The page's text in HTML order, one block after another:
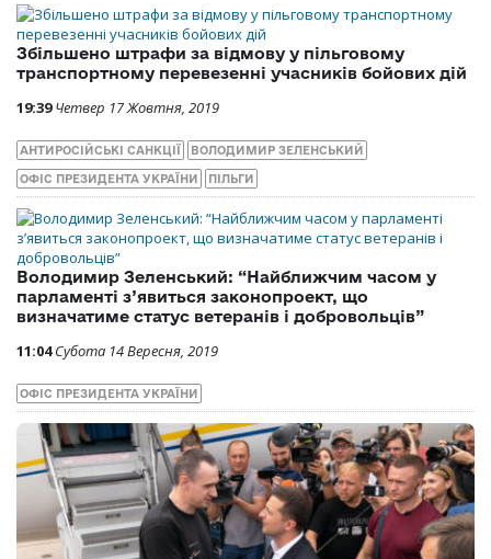
Збільшено штрафи за відмову у пільговому
транспортному перевезенні учасників бойових дій
19:39 Четвер 17 Жовтня, 2019
АНТИРОСІЙСЬКІ САНКЦІЇ ВОЛОДИМИР ЗЕЛЕНСЬКИЙ
ОФІС ПРЕЗИДЕНТА УКРАЇНИ ПІЛЬГИ
Володимир Зеленський: “Найближчим часом у
парламенті з’явиться законопроект, що
визначатиме статус ветеранів і добровольців”
11:04 Субота 14 Вересня, 2019
ОФІС ПРЕЗИДЕНТА УКРАЇНИ